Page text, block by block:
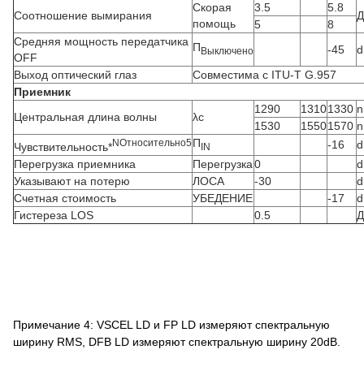
Соотношение вымирания
Скорая
помощь
3.5 5.8
5
8
Средняя мощность передатчика
OFF
ПВыключено -45
Выход оптический глаз
Совместима с ITU-T G.957
Приемник
Центральная длина волны
λc
1290 13101330
1530
15501570
Чувствительность*NОтносительно5 ПIN -16
Перегрузка приемника
Перегрузка0
Указывают на потерю
ЛОСА -30
Счетная стоимость
УБЕДЕНИЕ -17
Гистереза LOS
0.5
Примечание 4: VSCEL LD и FP LD измеряют спектральную
ширину RMS, DFB LD измеряют спектральную ширину 20dB.